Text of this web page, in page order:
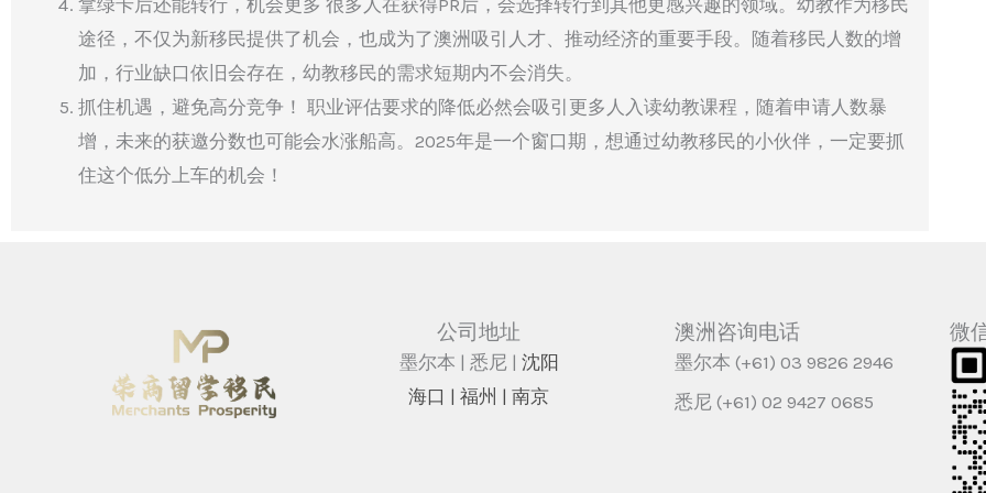
途径，不仅为新移民提供了机会，也成为了澳洲吸引人才、推动经济的重要手段。随着移民人数的增
加，行业缺口依旧会存在，幼教移民的需求短期内不会消失。
抓住机遇，避免高分竞争！ 职业评估要求的降低必然会吸引更多人入读幼教课程，随着申请人数暴
增，未来的获邀分数也可能会水涨船高。2025年是一个窗口期，想通过幼教移民的小伙伴，一定要抓
住这个低分上车的机会！
公司地址
墨尔本 | 悉尼 | 沈阳
海⼝ |福州 | 南京
澳洲咨询电话
墨尔本 (+61) 03 9826 2946
悉尼 (+61) 02 9427 0685
微